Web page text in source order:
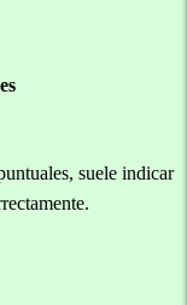
suele indicar